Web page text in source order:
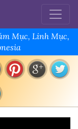
Mục, Linh Mục,